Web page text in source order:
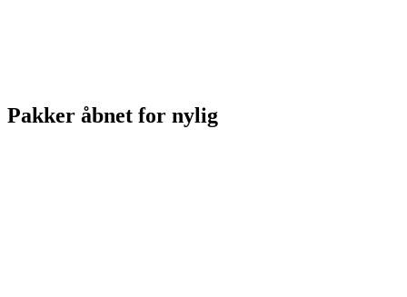
Pakker åbnet for nylig